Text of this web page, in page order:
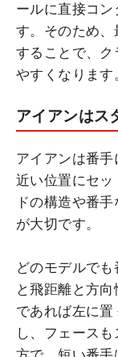
ールに直接コン
す。そのため、
することで、
やすくなります
アイアンはス
アイアンは番
近い位置にセッ
ドの構造や番
が大切です。
どのモデルで
と飛距離と方
であれば左に
し、フェース